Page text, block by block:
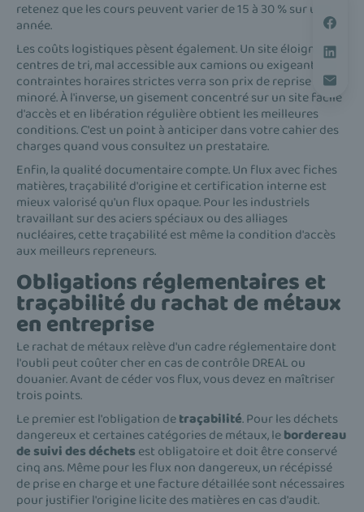
retenez que les cours peuvent varier de 15 à 30 % sur une
année.
Les coûts logistiques pèsent également. Un site éloigné des
centres de tri, mal accessible aux camions ou exigeant des
contraintes horaires strictes verra son prix de reprise
minoré. À l'inverse, un gisement concentré sur un site facile
d'accès et en libération régulière obtient les meilleures
conditions. C'est un point à anticiper dans votre cahier des
charges quand vous consultez un prestataire.
Enfin, la qualité documentaire compte. Un flux avec fiches
matières, traçabilité d'origine et certification interne est
mieux valorisé qu'un flux opaque. Pour les industriels
travaillant sur des aciers spéciaux ou des alliages
nucléaires, cette traçabilité est même la condition d'accès
aux meilleurs repreneurs.
Obligations réglementaires et
traçabilité du rachat de métaux
en entreprise
Le rachat de métaux relève d'un cadre réglementaire dont
l'oubli peut coûter cher en cas de contrôle DREAL ou
douanier. Avant de céder vos flux, vous devez en maîtriser
trois points.
Le premier est l'obligation detraçabilité. Pour les déchets
dangereux et certaines catégories de métaux, lebordereau
de suivi des déchets est obligatoire et doit être conservé
cinq ans. Même pour les flux non dangereux, un récépissé
de prise en charge et une facture détaillée sont nécessaires
pour justifier l'origine licite des matières en cas d'audit.